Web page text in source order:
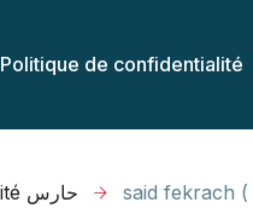
Politique de confidentialité
Agent de sécurité حارس said fekrach (